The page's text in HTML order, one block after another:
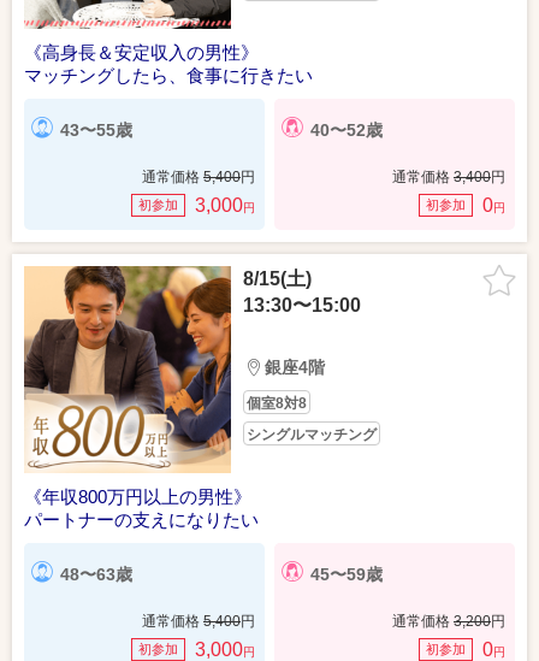
《高身長＆安定収入の男性》
マッチングしたら、食事に行きたい
43〜55歳
通常価格 5,400円
初参加 3,000円
40〜52歳
通常価格 3,400円
初参加 0円
8/15(土)
13:30〜15:00
銀座4階
個室8対8
シングルマッチング
《年収800万円以上の男性》
パートナーの支えになりたい
48〜63歳
通常価格 5,400円
初参加 3,000円
45〜59歳
通常価格 3,200円
初参加 0円